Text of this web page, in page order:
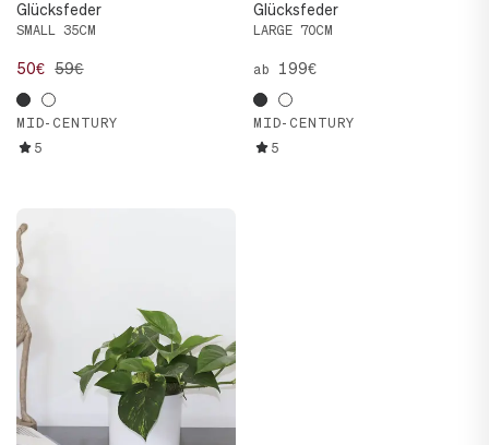
Glücksfeder
SMALL 35CM
50€59€
MID-CENTURY
5
Glücksfeder
LARGE 70CM
ab 199€
MID-CENTURY
5